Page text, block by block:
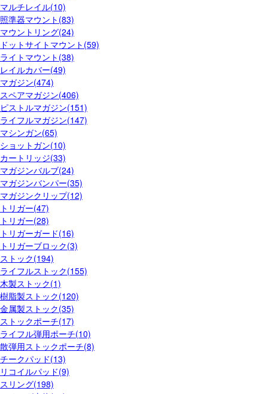
マルチレイル(10)
照準器マウント(83)
マウントリング(24)
ドットサイトマウント(59)
ライトマウント(38)
レイルカバー(49)
マガジン(474)
スペアマガジン(406)
ピストルマガジン(151)
ライフルマガジン(147)
マシンガン(65)
ショットガン(10)
カートリッジ(33)
マガジンバルブ(24)
マガジンバンパー(35)
マガジンクリップ(12)
トリガー(47)
トリガー(28)
トリガーガード(16)
トリガーブロック(3)
ストック(194)
ライフルストック(155)
木製ストック(1)
樹脂製ストック(120)
金属製ストック(35)
ストックポーチ(17)
ライフル弾用ポーチ(10)
散弾用ストックポーチ(8)
チークパッド(13)
リコイルパッド(9)
スリング(198)